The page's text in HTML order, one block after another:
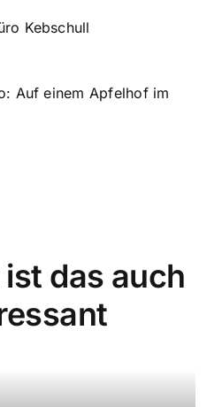
Kebschull
Auf einem Apfelhof im
das auch